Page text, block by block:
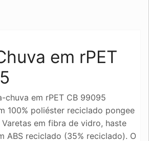
em rPET
chuva em rPET CB 99095
100% poliéster reciclado pongee
Varetas em fibra de vidro, haste
ABS reciclado (35% reciclado). O